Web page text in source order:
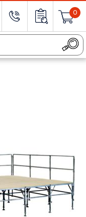
0